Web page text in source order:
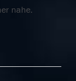
nahe.